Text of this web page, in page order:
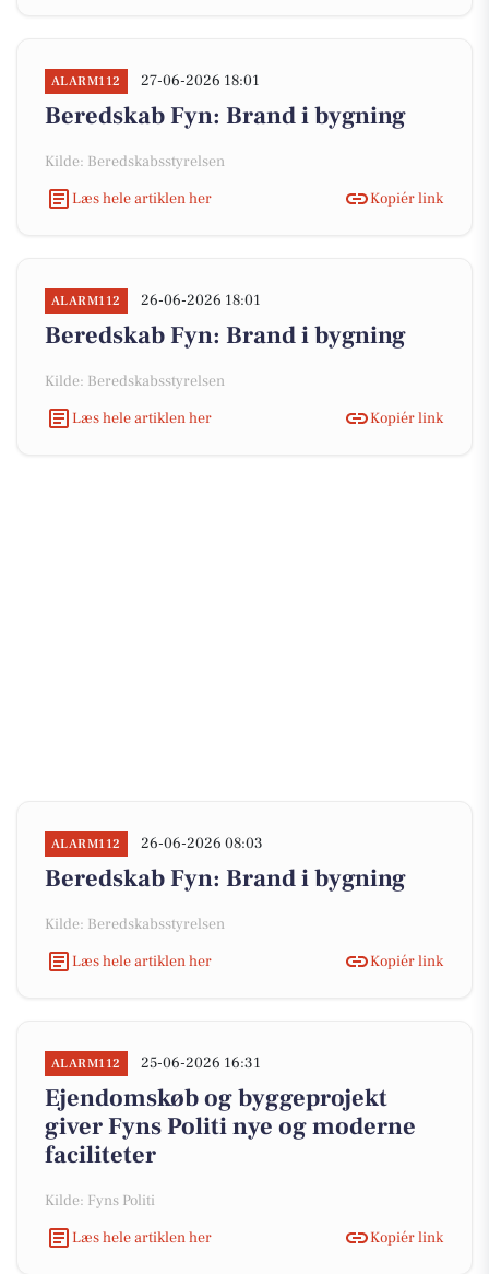
ALARM112 27-06-2026 18:01
Beredskab Fyn: Brand i bygning
Kilde: Beredskabsstyrelsen
Læs hele artiklen her
Kopiér link
ALARM112 26-06-2026 18:01
Beredskab Fyn: Brand i bygning
Kilde: Beredskabsstyrelsen
Læs hele artiklen her
Kopiér link
ALARM112 26-06-2026 08:03
Beredskab Fyn: Brand i bygning
Kilde: Beredskabsstyrelsen
Læs hele artiklen her
Kopiér link
ALARM112 25-06-2026 16:31
Ejendomskøb og byggeprojekt
giver Fyns Politi nye og moderne
faciliteter
Kilde: Fyns Politi
Læs hele artiklen her
Kopiér link